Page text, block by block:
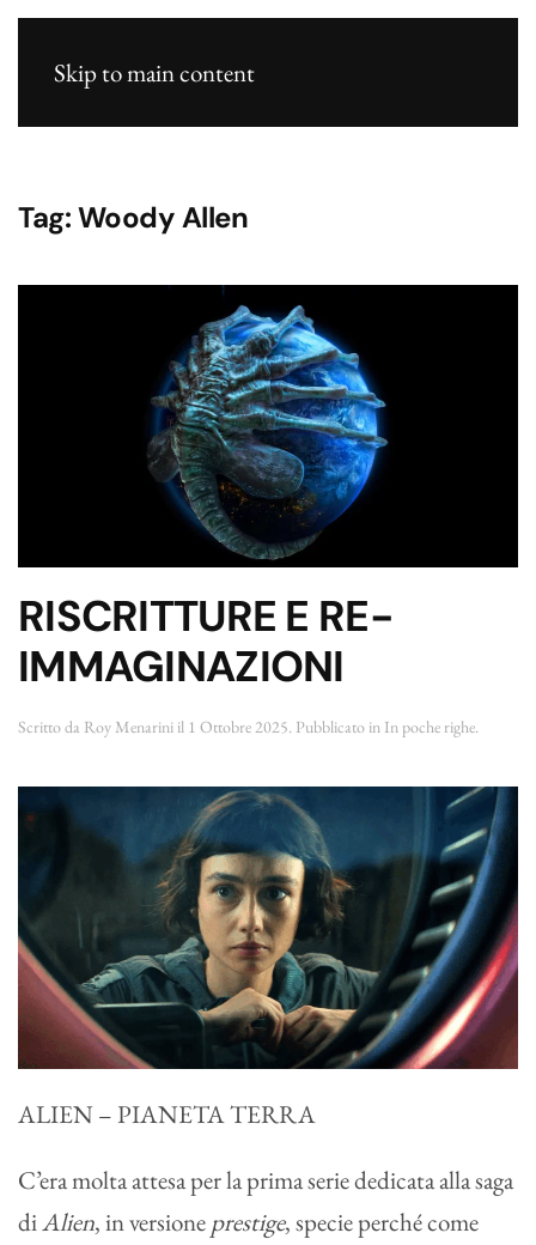
Skip to main content
Tag:Woody Allen
RISCRITTURE E RE-
IMMAGINAZIONI
Scritto da Roy Menarini il 1 Ottobre 2025 . Pubblicato in In poche righe
ALIEN – PIANETA TERRA
C’era molta attesa per la prima serie dedicata alla saga
diAlien, in versione prestige, specie perché come